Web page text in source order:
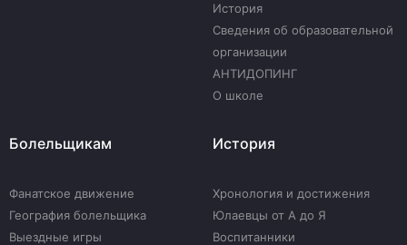
История
Сведения об образовательной
организации
АНТИДОПИНГ
О школе
Болельщикам
Фанатское движение
География болельщика
Выездные игры
История
Хронология и достижения
Юлаевцы от А до Я
Воспитанники